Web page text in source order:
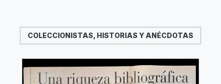
COLECCIONISTAS, HISTORIAS Y ANÉCDOTAS